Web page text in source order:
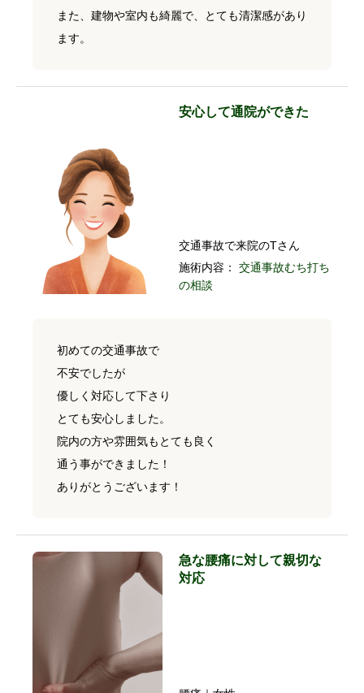
また、建物や室内も綺麗で、とても清潔感があり
ます。
安心して通院ができた
交通事故で来院のTさん
施術内容： 交通事故むち打ち
の相談
初めての交通事故で
不安でしたが
優しく対応して下さり
とても安心しました。
院内の方や雰囲気もとても良く
通う事ができました！
ありがとうございます！
急な腰痛に対して親切な
対応